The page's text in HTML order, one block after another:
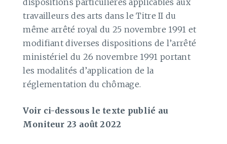
travailleurs des arts dans le Titre II du
même arrêté royal du 25 novembre 1991 et
modifiant diverses dispositions de l’arrêté
ministériel du 26 novembre 1991 portant
les modalités d’application de la
réglementation du chômage.
Voir ci-dessous le texte publié au
Moniteur 23 août 2022